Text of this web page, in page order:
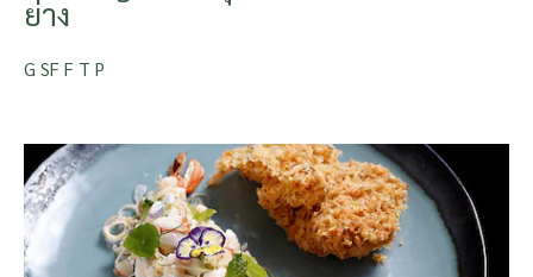
ย่าง
G SF F T P